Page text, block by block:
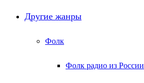
Другие жанры
Фолк
Фолк радио из России